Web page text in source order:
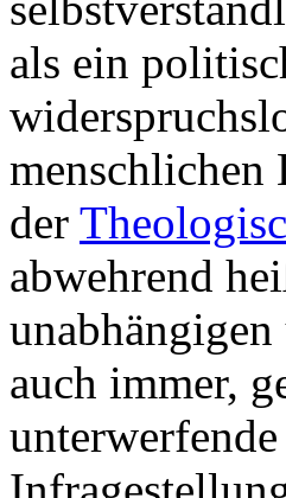
als ein
menschlichen
der
abwehrend
auch immer,